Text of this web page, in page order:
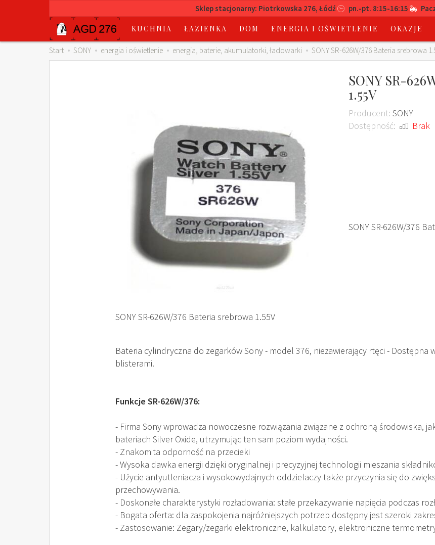
Sklep stacjonarny: Piotrkowska 276, Łódź pn.-pt. 8:15-16:15
KUCHNIA ŁAZIENKA DOM ENERGIA I OŚWIETLENIE OKAZJE
Start SONY energia i oświetlenie energia, baterie, akumulatorki, ładowarki SONY SR-626W/376 Bateria srebrowa
SONY SR-
1.55V
Producent: SONY
Dostępność:
Brak
SONY SR-626W/376
SONY SR-626W/376 Bateria srebrowa 1.55V
Bateria cylindryczna do zegarków Sony - model 376, niezawierający rtęci - Dostępna
blisterami.
Funkcje SR-626W/376:
- Firma Sony wprowadza nowoczesne rozwiązania związane z ochroną środowiska,
bateriach Silver Oxide, utrzymując ten sam poziom wydajności.
- Znakomita odporność na przecieki
- Wysoka dawka energii dzięki oryginalnej i precyzyjnej technologii mieszania
- Użycie antyutleniacza i wysokowydajnych oddzielaczy także przyczynia się do
przechowywania.
- Doskonałe charakterystyki rozładowania: stałe przekazywanie napięcia podczas
- Bogata oferta: dla zaspokojenia najróżniejszych potrzeb dostępny jest szeroki
- Zastosowanie: Zegary/zegarki elektroniczne, kalkulatory, elektroniczne